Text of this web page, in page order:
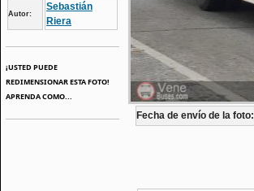
Autor:
Sebastián
Riera
¡USTED PUEDE
REDIMENSIONAR ESTA FOTO!
APRENDA COMO...
Fecha de envío de la foto: